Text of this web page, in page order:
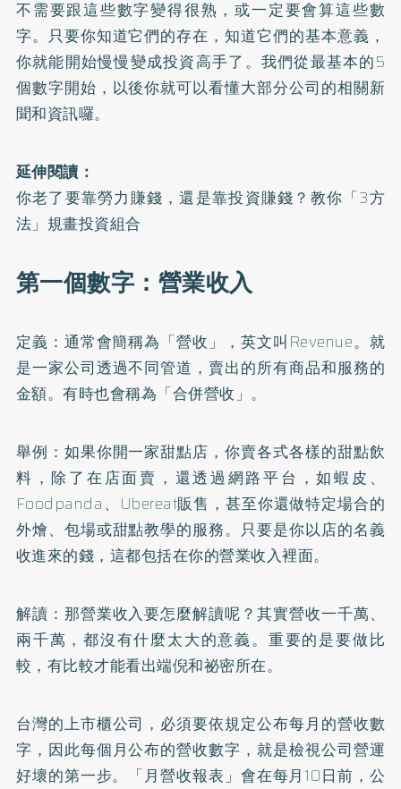
不需要跟這些數字變得很熟，或一定要會算這些數
字。只要你知道它們的存在，知道它們的基本意義，
你就能開始慢慢變成投資高手了。我們從最基本的5
個數字開始，以後你就可以看懂大部分公司的相關新
聞和資訊囉。
延伸閱讀：
你老了要靠勞力賺錢，還是靠投資賺錢？教你「3方
法」規畫投資組合
第一個數字：營業收入
定義：通常會簡稱為「營收」，英文叫Revenue。就
是一家公司透過不同管道，賣出的所有商品和服務的
金額。有時也會稱為「合併營收」。
舉例：如果你開一家甜點店，你賣各式各樣的甜點飲
料，除了在店面賣，還透過網路平台，如蝦皮、
Foodpanda、Ubereat販售，甚至你還做特定場合的
外燴、包場或甜點教學的服務。只要是你以店的名義
收進來的錢，這都包括在你的營業收入裡面。
解讀：那營業收入要怎麼解讀呢？其實營收一千萬、
兩千萬，都沒有什麼太大的意義。重要的是要做比
較，有比較才能看出端倪和祕密所在。
台灣的上市櫃公司，必須要依規定公布每月的營收數
字，因此每個月公布的營收數字，就是檢視公司營運
好壞的第一步。「月營收報表」會在每月10日前，公